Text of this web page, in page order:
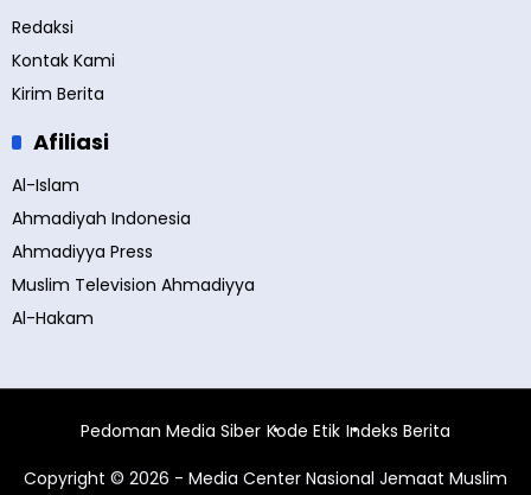
Redaksi
Kontak Kami
Kirim Berita
Afiliasi
Al-Islam
Ahmadiyah Indonesia
Ahmadiyya Press
Muslim Television Ahmadiyya
Al-Hakam
Pedoman Media Siber Kode Etik Indeks Berita
Copyright © 2026 - Media Center Nasional Jemaat Muslim